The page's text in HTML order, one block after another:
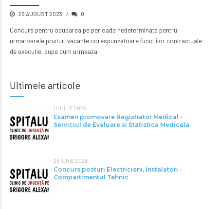
29 AUGUST 2023 0
Concurs pentru ocuparea pe perioada nedeterminata pentru
urmatoarele posturi vacante corespunzatoare functiilor contractuale
de executie, dupa cum urmeaza:
Ultimele articole
10 IULIE 2026
Examen promovare Registrator Medical -
Serviciul de Evaluare si Statistica Medicala
26 IUNIE 2026
Concurs posturi Electricieni, Instalatori -
Compartimentul Tehnic